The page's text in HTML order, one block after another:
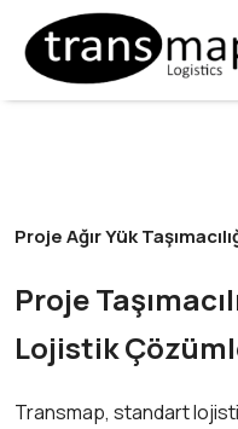
Proje Ağır Yük
Proje
Lojistik
Transmap, standart